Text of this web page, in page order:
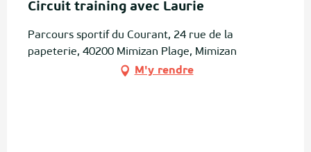
Circuit training avec Laurie
Parcours sportif du Courant, 24 rue de la
papeterie, 40200 Mimizan Plage, Mimizan
M'y rendre